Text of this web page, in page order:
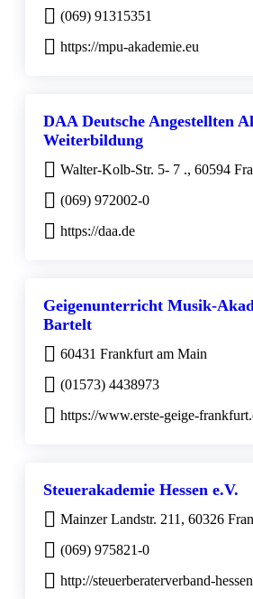
(069) 91315351
https://mpu-akademie.eu
DAA Deutsche Angestellten
Weiterbildung
Walter-Kolb-Str. 5- 7 ., 60594
(069) 972002-0
https://daa.de
Geigenunterricht Musik-
Bartelt
60431 Frankfurt am Main
(01573) 4438973
https://www.erste-geige-
Steuerakademie Hessen e.V.
Mainzer Landstr. 211, 60326
(069) 975821-0
http://steuerberaterverband-